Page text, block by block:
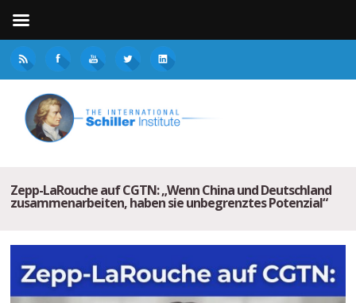
Zepp-LaRouche auf CGTN: „Wenn China und Deutschland
zusammenarbeiten, haben sie unbegrenztes Potenzial“